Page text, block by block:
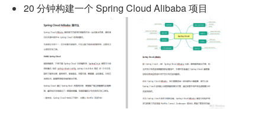
20 分钟构建一个 Spring Cloud Alibaba 项目